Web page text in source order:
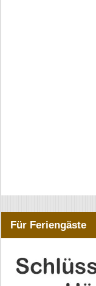
Für Feriengäste